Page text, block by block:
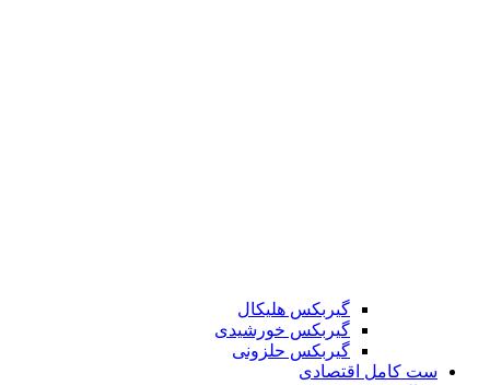
گیربکس هلیکال
گیربکس خورشیدی
گیربکس حلزونی
ست کامل اقتصادی